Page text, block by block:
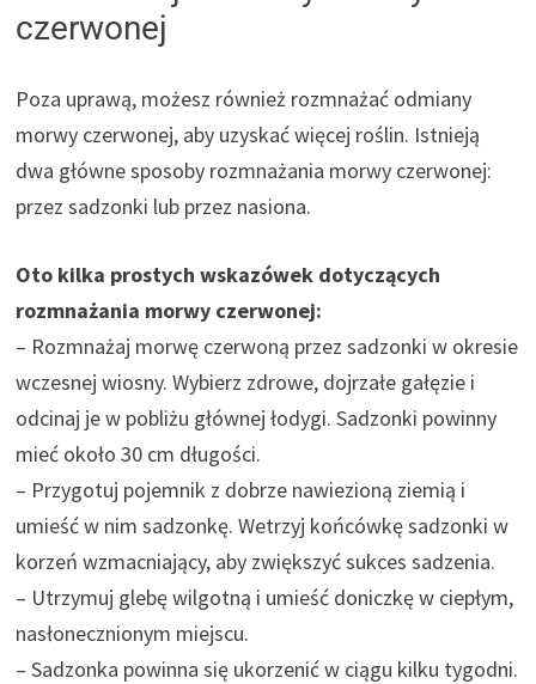
czerwonej
Poza uprawą, możesz również rozmnażać odmiany
morwy czerwonej, aby uzyskać więcej roślin. Istnieją
dwa główne sposoby rozmnażania morwy czerwonej:
przez sadzonki lub przez nasiona.
Oto kilka prostych wskazówek dotyczących
rozmnażania morwy czerwonej:
– Rozmnażaj morwę czerwoną przez sadzonki w okresie
wczesnej wiosny. Wybierz zdrowe, dojrzałe gałęzie i
odcinaj je w pobliżu głównej łodygi. Sadzonki powinny
mieć około 30 cm długości.
– Przygotuj pojemnik z dobrze nawiezioną ziemią i
umieść w nim sadzonkę. Wetrzyj końcówkę sadzonki w
korzeń wzmacniający, aby zwiększyć sukces sadzenia.
– Utrzymuj glebę wilgotną i umieść doniczkę w ciepłym,
nasłonecznionym miejscu.
– Sadzonka powinna się ukorzenić w ciągu kilku tygodni.